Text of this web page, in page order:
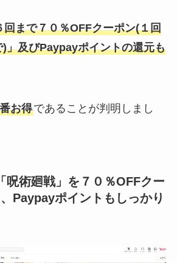
回まで７０％OFFクーポン(１回
)」及びPaypayポイントの還元も
お得であることが判明しまし
術廻戦」を７０％OFFクー
Paypayポイントもしっかり